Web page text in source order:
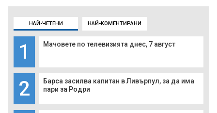
НАЙ-ЧЕТЕНИ НАЙ-КОМЕНТИРАНИ
1 Мачовете по телевизията днес, 7 август
2
Барса засилва капитан в Ливърпул, за да има
пари за Родри